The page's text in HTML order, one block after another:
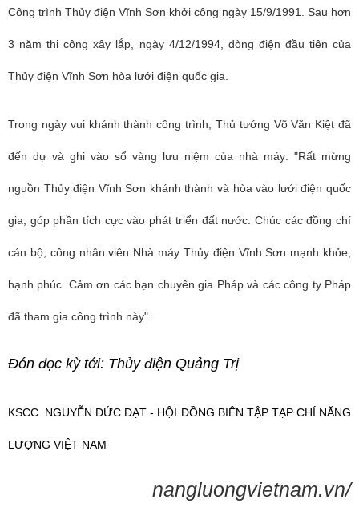
Công trình Thủy điện Vĩnh Sơn khởi công ngày 15/9/1991. Sau hơn
3 năm thi công xây lắp, ngày 4/12/1994, dòng điện đầu tiên của
Thủy điện Vĩnh Sơn hòa lưới điện quốc gia.
Trong ngày vui khánh thành công trình, Thủ tướng Võ Văn Kiệt đã
đến dự và ghi vào sổ vàng lưu niệm của nhà máy: "Rất mừng
nguồn Thủy điện Vĩnh Sơn khánh thành và hòa vào lưới điện quốc
gia, góp phần tích cực vào phát triển đất nước. Chúc các đồng chí
cán bộ, công nhân viên Nhà máy Thủy điện Vĩnh Sơn mạnh khỏe,
hạnh phúc. Cảm ơn các bạn chuyên gia Pháp và các công ty Pháp
đã tham gia công trình này".
Đón đọc kỳ tới: Thủy điện Quảng Trị
KSCC. NGUYỄN ĐỨC ĐẠT - HỘI ĐỒNG BIÊN TẬP TẠP CHÍ NĂNG
LƯỢNG VIỆT NAM
nangluongvietnam.vn/